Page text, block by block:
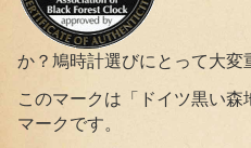
か？鳩時計選びにとって大変
このマークは「ドイツ黒い
マークです。